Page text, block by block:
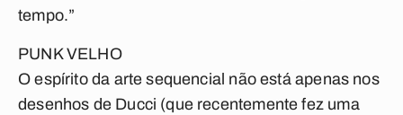
tempo.”
PUNK VELHO
O espírito da arte sequencial não está apenas nos
desenhos de Ducci (que recentemente fez uma